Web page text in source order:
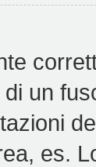
un
es.